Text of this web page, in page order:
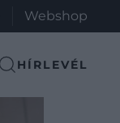
Webshop
HÍRLEVÉL